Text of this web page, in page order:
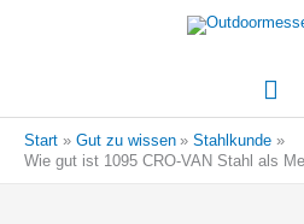
Start Gut zu wissen
Stahlkunde
Wie gut ist 1095 CRO-VAN Stahl als